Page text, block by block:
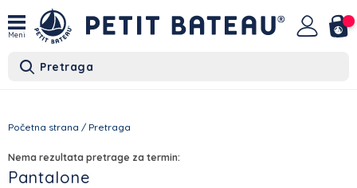
Meni
Pretraga
Početna strana / Pretraga
Nema rezultata pretrage za termin:
Pantalone